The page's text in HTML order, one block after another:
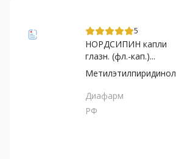
5
НОРДСИПИН капли
глазн. (фл.-кап.)...
Метилэтилпиридинол
Диафарм
РФ